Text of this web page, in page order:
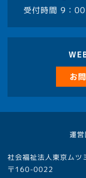
受付時間 9：
お
運
社会福祉法人東京ムツ
〒160-0022